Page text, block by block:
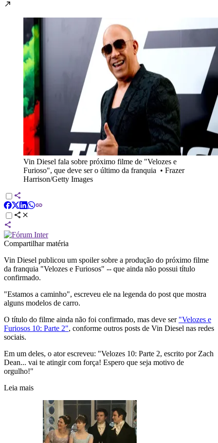
Vin Diesel fala sobre próximo filme de "Velozes e
Furioso", que deve ser o último da franquia • Frazer
Harrison/Getty Images
Compartilhar matéria
Vin Diesel publicou um spoiler sobre a produção do próximo filme
da franquia "Velozes e Furiosos" -- que ainda não possui título
confirmado.
"Estamos a caminho", escreveu ele na legenda do post que mostra
alguns modelos de carro.
O título do filme ainda não foi confirmado, mas deve ser "Velozes e
Furiosos 10: Parte 2", conforme outros posts de Vin Diesel nas redes
sociais.
Em um deles, o ator escreveu: "Velozes 10: Parte 2, escrito por Zach
Dean... vai te atingir com força! Espero que seja motivo de
orgulho!"
Leia mais